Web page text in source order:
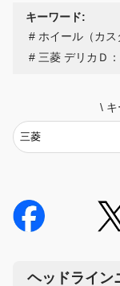
キーワード:
ホイール（カス
三菱 デリカＤ：
\
ヘッドライン